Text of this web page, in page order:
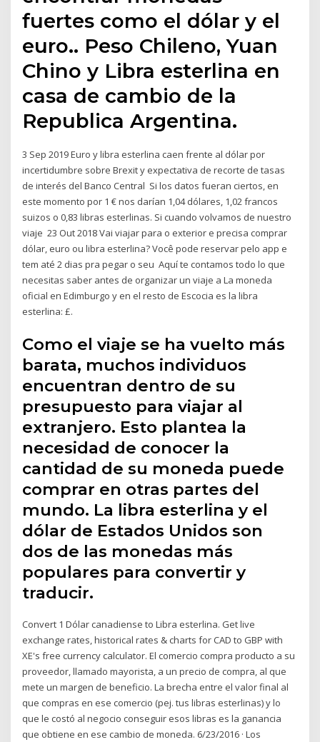
fuertes como el dólar y el
euro.. Peso Chileno, Yuan
Chino y Libra esterlina en
casa de cambio de la
Republica Argentina.
3 Sep 2019 Euro y libra esterlina caen frente al dólar por
incertidumbre sobre Brexit y expectativa de recorte de tasas
de interés del Banco Central Si los datos fueran ciertos, en
este momento por 1 € nos darían 1,04 dólares, 1,02 francos
suizos o 0,83 libras esterlinas. Si cuando volvamos de nuestro
viaje 23 Out 2018 Vai viajar para o exterior e precisa comprar
dólar, euro ou libra esterlina? Você pode reservar pelo app e
tem até 2 dias pra pegar o seu Aquí te contamos todo lo que
necesitas saber antes de organizar un viaje a La moneda
oficial en Edimburgo y en el resto de Escocia es la libra
esterlina: £.
Como el viaje se ha vuelto más
barata, muchos individuos
encuentran dentro de su
presupuesto para viajar al
extranjero. Esto plantea la
necesidad de conocer la
cantidad de su moneda puede
comprar en otras partes del
mundo. La libra esterlina y el
dólar de Estados Unidos son
dos de las monedas más
populares para convertir y
traducir.
Convert 1 Dólar canadiense to Libra esterlina. Get live
exchange rates, historical rates & charts for CAD to GBP with
XE's free currency calculator. El comercio compra producto a su
proveedor, llamado mayorista, a un precio de compra, al que
mete un margen de beneficio. La brecha entre el valor final al
que compras en ese comercio (pej. tus libras esterlinas) y lo
que le costó al negocio conseguir esos libras es la ganancia
que obtiene en ese cambio de moneda. 6/23/2016 · Los